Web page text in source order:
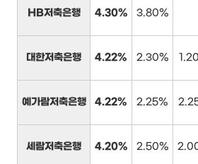
HB저축은행 4.30% 3.80%
대한저축은행 4.22% 2.30%
예가람저축은행 4.22% 2.25%
세람저축은행 4.20% 2.50%